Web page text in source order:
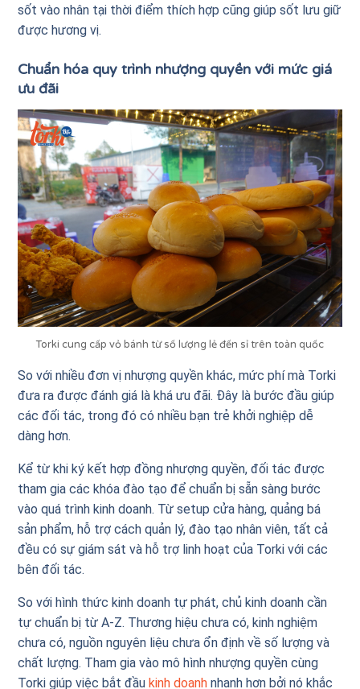
sốt vào nhân tại thời điểm thích hợp cũng giúp sốt lưu giữ
được hương vị.
Chuẩn hóa quy trình nhượng quyền với mức giá
ưu đãi
Torki cung cấp vỏ bánh từ số lượng lẻ đến sỉ trên toàn quốc
So với nhiều đơn vị nhượng quyền khác, mức phí mà Torki
đưa ra được đánh giá là khá ưu đãi. Đây là bước đầu giúp
các đối tác, trong đó có nhiều bạn trẻ khởi nghiệp dễ
dàng hơn.
Kể từ khi ký kết hợp đồng nhượng quyền, đối tác được
tham gia các khóa đào tạo để chuẩn bị sẵn sàng bước
vào quá trình kinh doanh. Từ setup cửa hàng, quảng bá
sản phẩm, hỗ trợ cách quản lý, đào tạo nhân viên, tất cả
đều có sự giám sát và hỗ trợ linh hoạt của Torki với các
bên đối tác.
So với hình thức kinh doanh tự phát, chủ kinh doanh cần
tự chuẩn bị từ A-Z. Thương hiệu chưa có, kinh nghiệm
chưa có, nguồn nguyên liệu chưa ổn định về số lượng và
chất lượng. Tham gia vào mô hình nhượng quyền cùng
Torki giúp việc bắt đầukinh doanh nhanh hơn bởi nó khắc